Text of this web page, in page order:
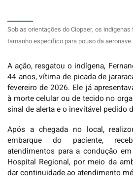
Sob as orientações do Ciopaer, os
tamanho específico para pouso da
A ação, resgatou o indígena,
44 anos, vítima de picada de
fevereiro de 2026. Ele já
à morte celular ou de tecido no
sinal de alerta e o inevitável pedido
Após a chegada no local,
embarque do paciente,
atendimentos para a condução em
Hospital Regional, por meio da
dar continuidade ao atendimento